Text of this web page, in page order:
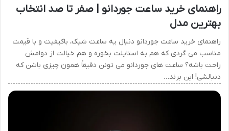
راهنمای خرید ساعت جوردانو | صفر تا صد انتخاب
بهترین مدل
راهنمای خرید ساعت جوردانو دنبال یه ساعت شیک، باکیفیت و با قیمت
مناسب می گردی که هم به استایلت بخوره و هم خیالت از دوامش
راحت باشه؟ ساعت های جوردانو می تونن دقیقاً همون چیزی باشن که
دنبالشی! این برند…